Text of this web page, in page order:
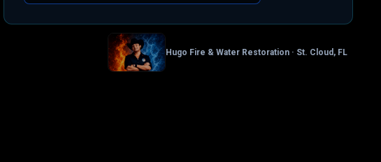
Hugo Fire & Water Restoration · St. Cloud, FL